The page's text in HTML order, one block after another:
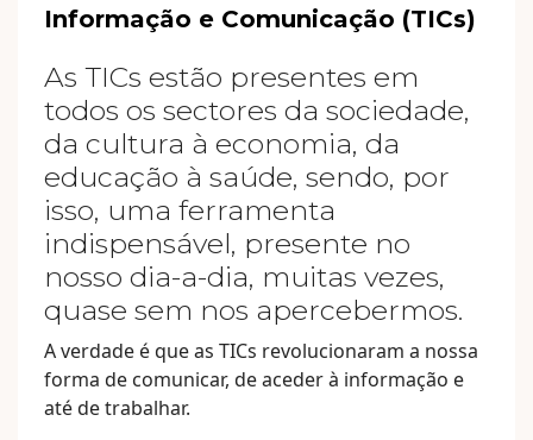
Informação e Comunicação (TICs)
As TICs estão presentes em
todos os sectores da sociedade,
da cultura à economia, da
educação à saúde, sendo, por
isso, uma ferramenta
indispensável, presente no
nosso dia-a-dia, muitas vezes,
quase sem nos apercebermos.
A verdade é que as TICs revolucionaram a nossa
forma de comunicar, de aceder à informação e
até de trabalhar.